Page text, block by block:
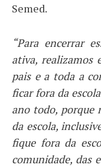
Semed.
“Para encerrar
ativa, realizamos
pais e a toda a
ficar fora da
ano todo, porque
da escola,
fique fora da
comunidade, das